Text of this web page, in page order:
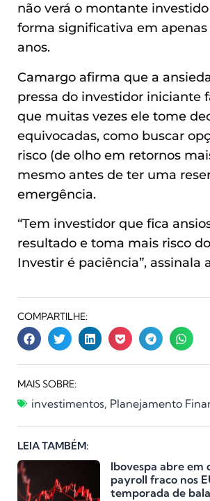
não verá o montante
forma significativa em
anos.
Camargo afirma que a
pressa do investidor iniciante
que muitas vezes ele tome
equivocadas, como buscar
risco (de olho em retornos
mesmo antes de ter uma
emergência.
“Tem investidor que fica
resultado e toma mais risco
Investir é paciência”, assinala
COMPARTILHE:
MAIS SOBRE:
investimentos, Planejamento
LEIA TAMBÉM:
Ibovespa abre em
payroll fraco nos
temporada de